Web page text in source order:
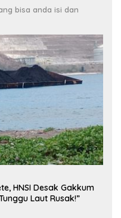
bisa anda isi dan
HNSI Desak Gakkum
Laut Rusak!”